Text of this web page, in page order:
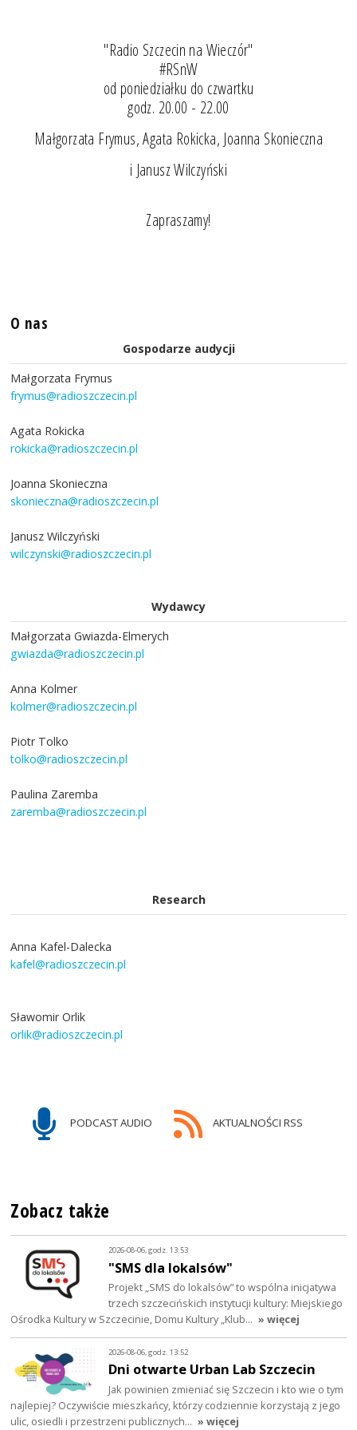
"Radio Szczecin na Wieczór"
#RSnW
od poniedziałku do czwartku
godz. 20.00 - 22.00
Małgorzata Frymus, Agata Rokicka, Joanna Skonieczna
i Janusz Wilczyński
Zapraszamy!
O nas
Gospodarze audycji
Małgorzata Frymus
frymus@radioszczecin.pl
Agata Rokicka
rokicka@radioszczecin.pl
Joanna Skonieczna
skonieczna@radioszczecin.pl
Janusz Wilczyński
wilczynski@radioszczecin.pl
Wydawcy
Małgorzata Gwiazda-Elmerych
gwiazda@radioszczecin.pl
Anna Kolmer
kolmer@radioszczecin.pl
Piotr Tolko
tolko@radioszczecin.pl
Paulina Zaremba
zaremba@radioszczecin.pl
Research
Anna Kafel-Dalecka
kafel@radioszczecin.pl
Sławomir Orlik
orlik@radioszczecin.pl
PODCAST AUDIO AKTUALNOŚCI RSS
Zobacz także
2026-08-06, godz. 13:53
"SMS dla lokalsów"
Projekt „SMS do lokalsów” to wspólna inicjatywa
trzech szczecińskich instytucji kultury: Miejskiego
Ośrodka Kultury w Szczecinie, Domu Kultury „Klub… » więcej
2026-08-06, godz. 13:52
Dni otwarte Urban Lab Szczecin
Jak powinien zmieniać się Szczecin i kto wie o tym
najlepiej? Oczywiście mieszkańcy, którzy codziennie korzystają z jego
ulic, osiedli i przestrzeni publicznych… » więcej